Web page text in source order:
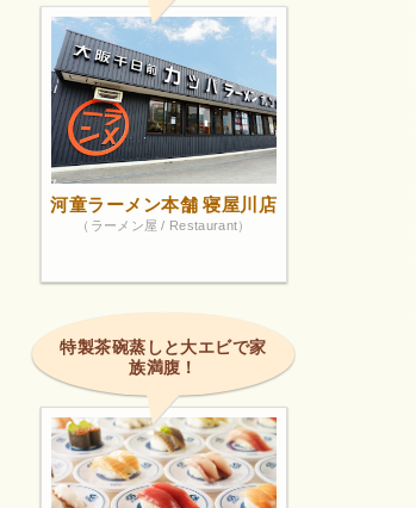
河童ラーメン本舗 寝屋川店
（ラーメン屋 / Restaurant）
特製茶碗蒸しと大エビで家
族満腹！